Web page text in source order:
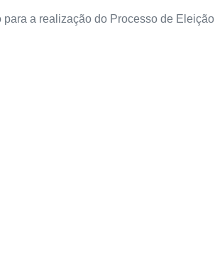
a realização do Processo de Eleição